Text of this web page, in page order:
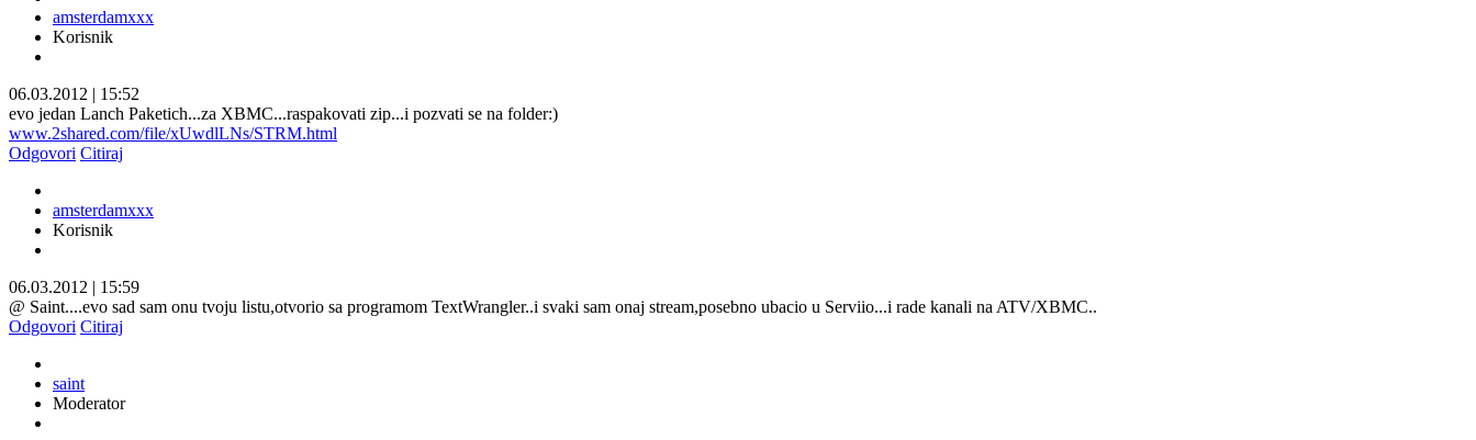
amsterdamxxx
Korisnik
06.03.2012 | 15:52
evo jedan Lanch Paketich...za XBMC...raspakovati zip...i pozvati se na folder:)
www.2shared.com/file/xUwdlLNs/STRM.html
Odgovori Citiraj
amsterdamxxx
Korisnik
06.03.2012 | 15:59
@ Saint....evo sad sam onu tvoju listu,otvorio sa programom TextWrangler..i svaki sam onaj stream,posebno ubacio u Serviio...i rade kanali na ATV/XBMC..
Odgovori Citiraj
saint
Moderator